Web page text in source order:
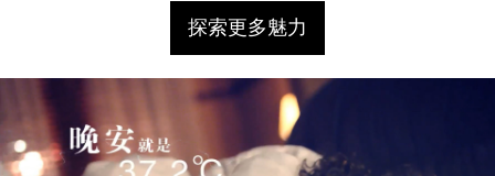
探索更多魅力